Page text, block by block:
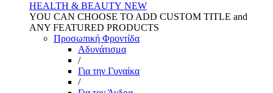
HEALTH & BEAUTY NEW
YOU CAN CHOOSE TO ADD CUSTOM TITLE and
ANY FEATURED PRODUCTS
Προσωπική Φροντίδα
Αδυνάτισμα
/
Για την Γυναίκα
/